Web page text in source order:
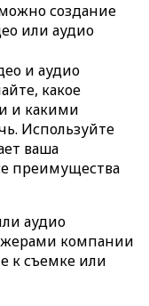
создание
или аудио
и аудио
какое
и какими
Используйте
ваша
преимущества
аудио
компании
к съемке или